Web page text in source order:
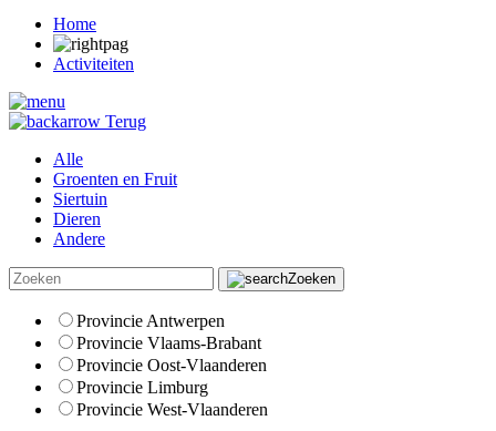
Home
Activiteiten
Terug
Alle
Groenten en Fruit
Siertuin
Dieren
Andere
Zoeken
Provincie Antwerpen
Provincie Vlaams-Brabant
Provincie Oost-Vlaanderen
Provincie Limburg
Provincie West-Vlaanderen